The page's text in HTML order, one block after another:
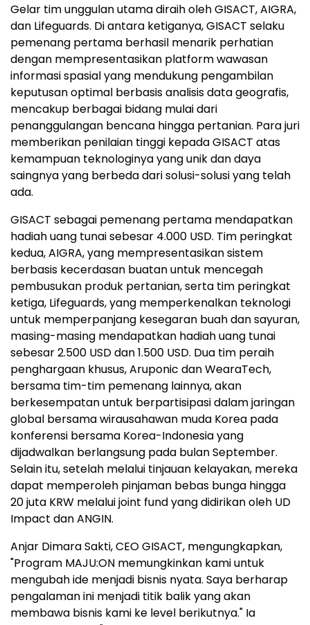
Gelar tim unggulan utama diraih oleh GISACT, AIGRA,
dan Lifeguards. Di antara ketiganya, GISACT selaku
pemenang pertama berhasil menarik perhatian
dengan mempresentasikan platform wawasan
informasi spasial yang mendukung pengambilan
keputusan optimal berbasis analisis data geografis,
mencakup berbagai bidang mulai dari
penanggulangan bencana hingga pertanian. Para juri
memberikan penilaian tinggi kepada GISACT atas
kemampuan teknologinya yang unik dan daya
saingnya yang berbeda dari solusi-solusi yang telah
ada.
GISACT sebagai pemenang pertama mendapatkan
hadiah uang tunai sebesar 4.000 USD. Tim peringkat
kedua, AIGRA, yang mempresentasikan sistem
berbasis kecerdasan buatan untuk mencegah
pembusukan produk pertanian, serta tim peringkat
ketiga, Lifeguards, yang memperkenalkan teknologi
untuk memperpanjang kesegaran buah dan sayuran,
masing-masing mendapatkan hadiah uang tunai
sebesar 2.500 USD dan 1.500 USD. Dua tim peraih
penghargaan khusus, Aruponic dan WearaTech,
bersama tim-tim pemenang lainnya, akan
berkesempatan untuk berpartisipasi dalam jaringan
global bersama wirausahawan muda Korea pada
konferensi bersama Korea-Indonesia yang
dijadwalkan berlangsung pada bulan September.
Selain itu, setelah melalui tinjauan kelayakan, mereka
dapat memperoleh pinjaman bebas bunga hingga
20 juta KRW melalui joint fund yang didirikan oleh UD
Impact dan ANGIN.
Anjar Dimara Sakti, CEO GISACT, mengungkapkan,
"Program MAJU:ON memungkinkan kami untuk
mengubah ide menjadi bisnis nyata. Saya berharap
pengalaman ini menjadi titik balik yang akan
membawa bisnis kami ke level berikutnya." Ia